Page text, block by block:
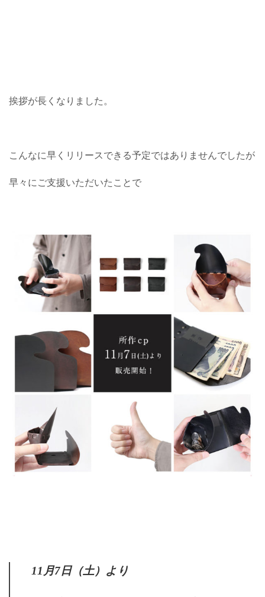
挨拶が長くなりました。
こんなに早くリリースできる予定ではありませんでしたが
早々にご支援いただいたことで
11月7日（土）より